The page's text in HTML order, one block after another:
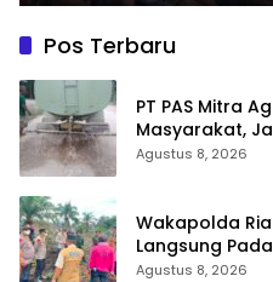
Pos Terbaru
‎PT PAS Mitra
Masyarakat,
Dirawat dan
Agustus 8, 2026
Wakapolda
Langsung
Limau Kapas
Agustus 8, 2026